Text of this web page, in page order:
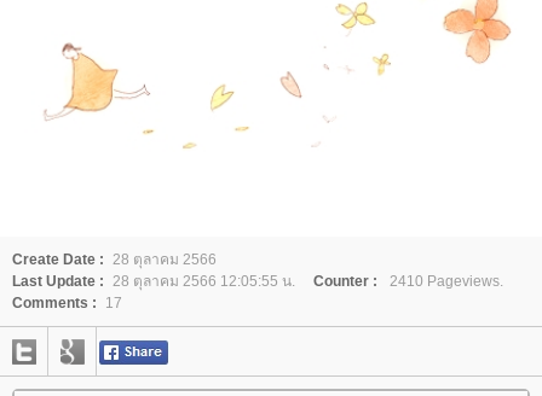
Create Date : 28 ตุลาคม 2566
Last Update : 28 ตุลาคม 2566 12:05:55 น. Counter :
2410 Pageviews.
Comments :
17